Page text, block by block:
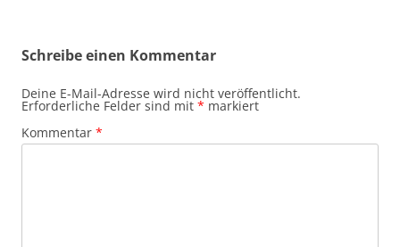
Schreibe einen Kommentar
Deine E-Mail-Adresse wird nicht veröffentlicht.
Erforderliche Felder sind mit * markiert
Kommentar *